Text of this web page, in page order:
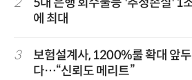
에 최대
3
보험설계사, 1200%룰 확대 앞
다…“신뢰도 메리트”